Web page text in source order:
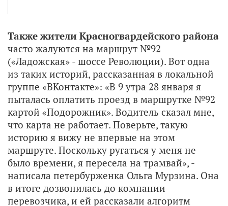
Также жители Красногвардейского района
часто жалуются на маршрут №92
(«Ладожская» - шоссе Революции). Вот одна
из таких историй, рассказанная в локальной
группе «ВКонтакте»: «В 9 утра 28 января я
пыталась оплатить проезд в маршрутке №92
картой «Подорожник». Водитель сказал мне,
что карта не работает. Поверьте, такую
историю я вижу не впервые на этом
маршруте. Поскольку ругаться у меня не
было времени, я пересела на трамвай», -
написала петербурженка Ольга Мурзина. Она
в итоге дозвонилась до компании-
перевозчика, и ей рассказали алгоритм